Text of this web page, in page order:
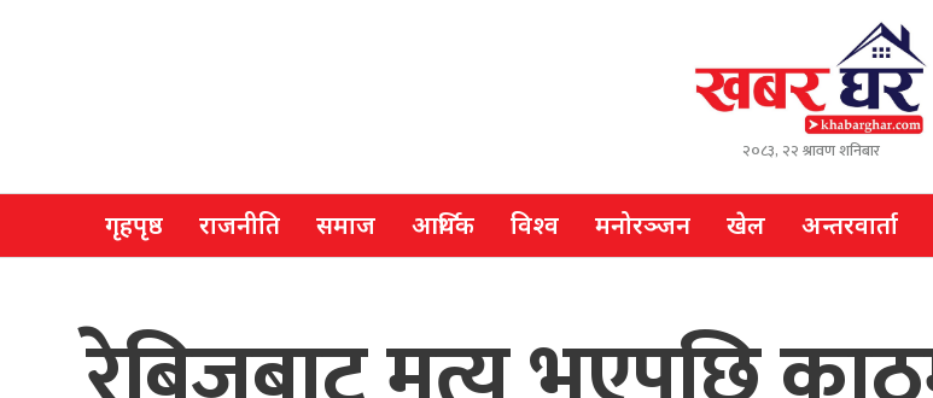
२०८३, २२ श्रावण शनिबार
गृहपृष्ठ राजनीति समाज आर्थिक विश्व मनोरञ्जन खेल अन्तरवार्ता